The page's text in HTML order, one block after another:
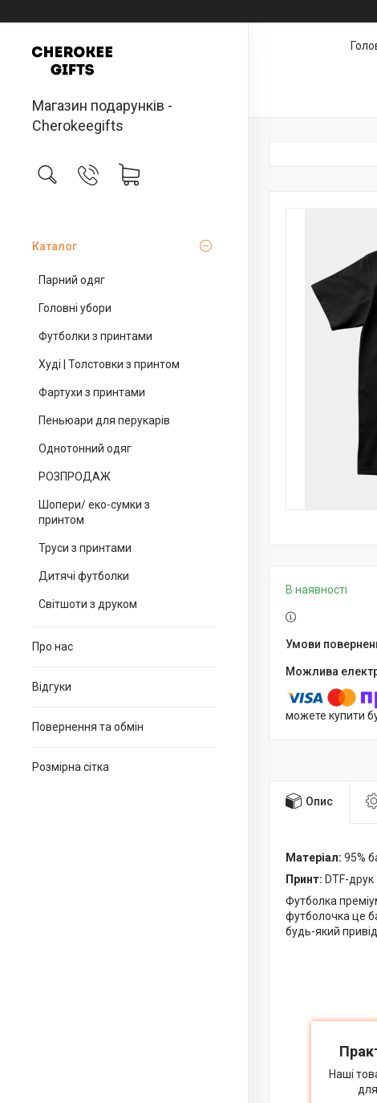
Магазин подарунків -
Cherokeegifts
Каталог
Парний одяг
Головні убори
Футболки з принтами
Худі | Толстовки з принтом
Фартухи з принтами
Пеньюари для перукарів
Однотонний одяг
РОЗПРОДАЖ
Шопери/ еко-сумки з
принтом
Труси з принтами
Дитячі футболки
Світшоти з друком
Про нас
Відгуки
Повернення та обмін
Розмірна сітка
В наявності
можете купити
Опис
Матеріал: 95%
Принт: DTF-друк
Футболка
футболочка це
будь-який
Наші